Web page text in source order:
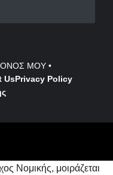
ΜΟΥ•
UsPrivacy Policy
Νομικής, μοιράζεται